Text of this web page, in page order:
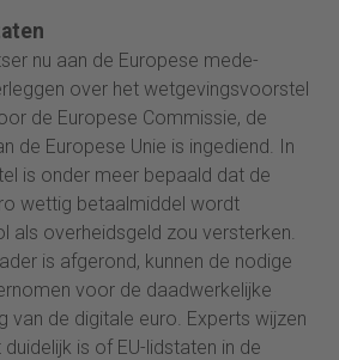
nu aan de Europese mede-
over het wetgevingsvoorstel
de Europese Commissie, de
de Europese Unie is ingediend. In
is onder meer bepaald dat de
wettig betaalmiddel wordt
als overheidsgeld zou versterken.
is afgerond, kunnen de nodige
voor de daadwerkelijke
van de digitale euro. Experts wijzen
is of EU-lidstaten in de